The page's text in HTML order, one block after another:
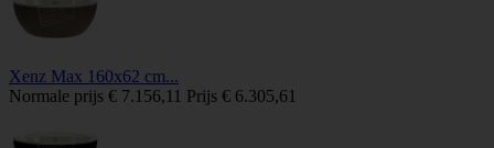
Xenz Max 160x62 cm...
Normale prijs € 7.156,11 Prijs € 6.305,61